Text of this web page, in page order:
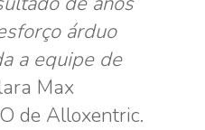
árduo
a equipe de
Max
de Alloxentric.